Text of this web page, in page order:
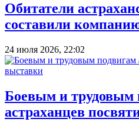
Обитатели
составили
24 июля 2026, 22:02
Боевым и трудовым
астраханцев